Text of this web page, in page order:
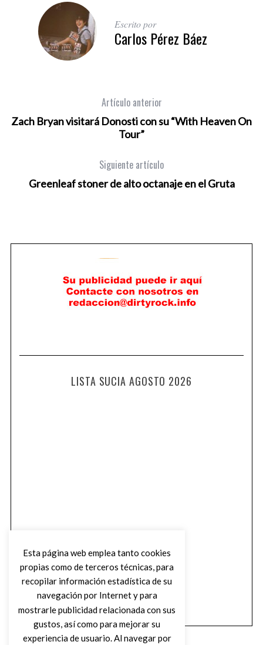
Escrito por
Carlos Pérez Báez
Artículo anterior
Zach Bryan visitará Donosti con su “With Heaven On
Tour”
Siguiente artículo
Greenleaf stoner de alto octanaje en el Gruta
LISTA SUCIA AGOSTO 2026
Esta página web emplea tanto cookies
propias como de terceros técnicas, para
recopilar información estadística de su
navegación por Internet y para
mostrarle publicidad relacionada con sus
gustos, así como para mejorar su
experiencia de usuario. Al navegar por